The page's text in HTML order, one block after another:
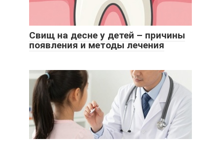
Свищ на десне у детей – причины
появления и методы лечения